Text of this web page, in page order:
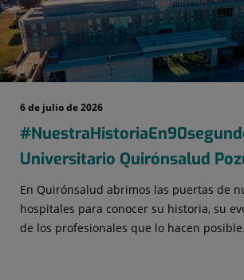
6 de julio de 2026
Universitario Quirónsalud
En Quirónsalud abrimos las puertas de
hospitales para conocer su historia, su
de los profesionales que lo hacen